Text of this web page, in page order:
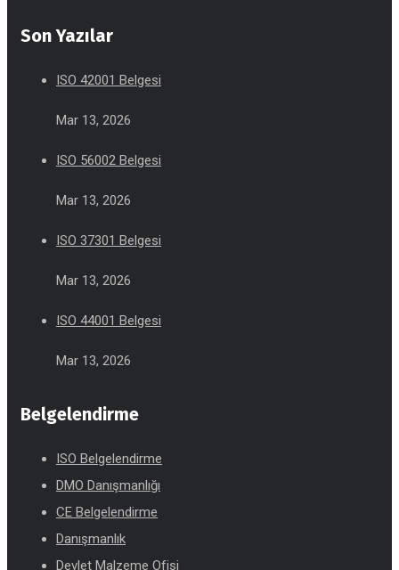
Son Yazılar
ISO 42001 Belgesi
Mar 13, 2026
ISO 56002 Belgesi
Mar 13, 2026
ISO 37301 Belgesi
Mar 13, 2026
ISO 44001 Belgesi
Mar 13, 2026
Belgelendirme
ISO Belgelendirme
DMO Danışmanlığı
CE Belgelendirme
Danışmanlık
Devlet Malzeme Ofisi